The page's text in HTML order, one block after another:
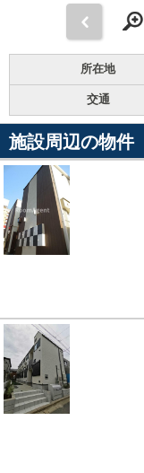
所在地
交通
施設周辺の物件